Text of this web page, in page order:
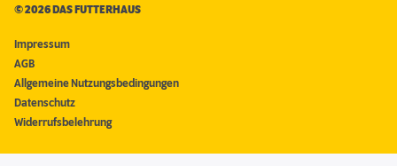
©2026 DAS FUTTERHAUS
Impressum
AGB
Allgemeine Nutzungsbedingungen
Datenschutz
Widerrufsbelehrung